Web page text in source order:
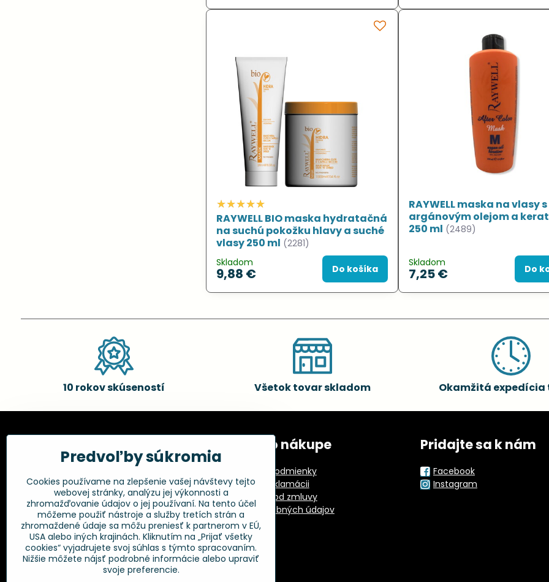
RAYWELL BIO maska hydratačná
na suchú pokožku hlavy a suché
vlasy 250 ml (2281)
Skladom
9,88 € Do košíka
RAYWELL maska na vlasy s
argánovým olejom a
250 ml (2489)
Skladom
7,25 € Do
10 rokov skúseností Všetok tovar skladom Okamžitá expedícia
Kadernícke potreby, s.r.o.
Fakturačné údaje:
Kadernícke potreby, s.r.o.
Klincová 37
821 08 Bratislava
+421 948 014 333
info​@kadernickepotreby​.sk
Všetko o nákupe
Obchodné podmienky
Postup pri reklamácii
Odstúpenie od zmluvy
Ochrana osobných údajov
GPSR
Pridajte sa k nám
Facebook
Instagram
Predvoľby súkromia
Cookies používame na zlepšenie vašej návštevy tejto
webovej stránky, analýzu jej výkonnosti a
zhromažďovanie údajov o jej používaní. Na tento účel
môžeme použiť nástroje a služby tretích strán a
zhromaždené údaje sa môžu preniesť k partnerom v EÚ,
USA alebo iných krajinách. Kliknutím na „Prijať všetky
cookies“ vyjadrujete svoj súhlas s týmto spracovaním.
Nižšie môžete nájsť podrobné informácie alebo upraviť
svoje preferencie.